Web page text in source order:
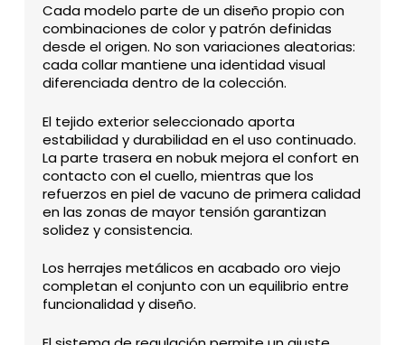
Cada modelo parte de un diseño propio con
combinaciones de color y patrón definidas
desde el origen. No son variaciones aleatorias:
cada collar mantiene una identidad visual
diferenciada dentro de la colección.
El tejido exterior seleccionado aporta
estabilidad y durabilidad en el uso continuado.
La parte trasera en nobuk mejora el confort en
contacto con el cuello, mientras que los
refuerzos en piel de vacuno de primera calidad
en las zonas de mayor tensión garantizan
solidez y consistencia.
Los herrajes metálicos en acabado oro viejo
completan el conjunto con un equilibrio entre
funcionalidad y diseño.